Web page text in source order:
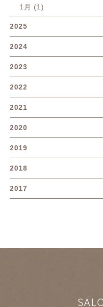
1月 (1)
2025
2024
2023
2022
2021
2020
2019
2018
2017